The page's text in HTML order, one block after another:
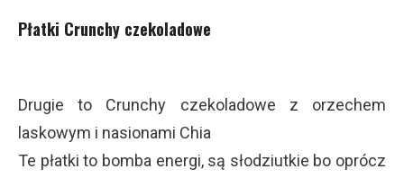
Płatki Crunchy czekoladowe
Drugie to Crunchy czekoladowe z orzechem
laskowym i nasionami Chia
Te płatki to bomba energi, są słodziutkie bo oprócz